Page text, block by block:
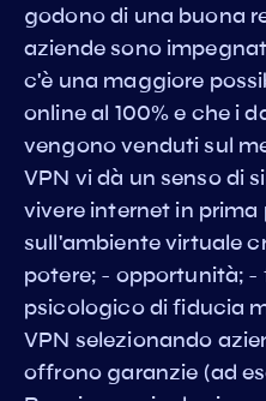
godono di una buona
aziende sono
c'è una maggiore
online al 100% e che i
vengono venduti sul
VPN vi dà un senso di
vivere internet in
sull'ambiente virtuale
potere; - opportunità; -
psicologico di fiducia
VPN selezionando
offrono garanzie (ad